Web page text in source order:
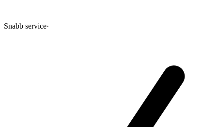
Snabb service·